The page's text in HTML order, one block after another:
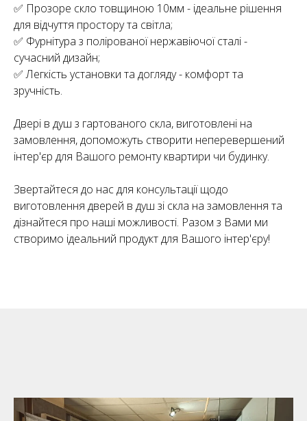
✅ Прозоре скло товщиною 10мм - ідеальне рішення
для відчуття простору та світла;
✅ Фурнітура з полірованої нержавіючої сталі -
сучасний дизайн;
✅ Легкість установки та догляду - комфорт та
зручність.
Двері в душ з гартованого скла, виготовлені на
замовлення, допоможуть створити неперевершений
інтер'єр для Вашого ремонту квартири чи будинку.
Звертайтеся до нас для консультації щодо
виготовлення дверей в душ зі скла на замовлення та
дізнайтеся про наші можливості. Разом з Вами ми
створимо ідеальний продукт для Вашого інтер'єру!